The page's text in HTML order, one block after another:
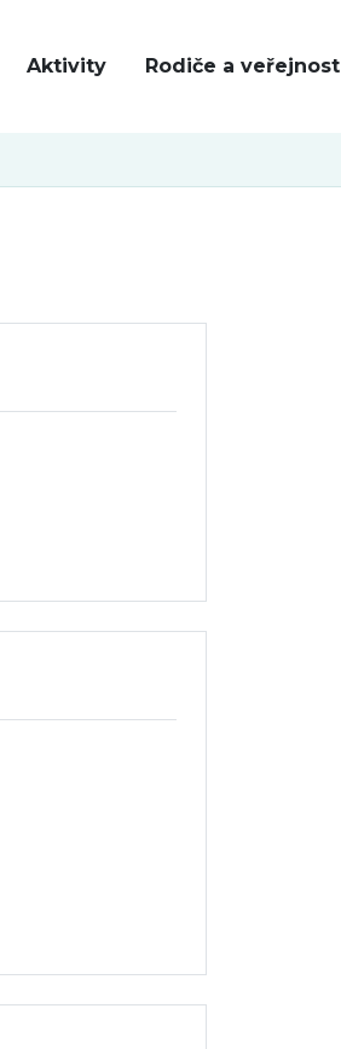
Aktivity Rodiče a veřejnost